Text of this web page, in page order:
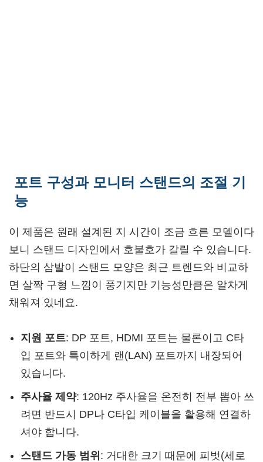
포트 구성과 모니터 스탠드의 조절 기
능
이 제품은 원래 설계된 지 시간이 조금 흐른 모델이다
보니 스탠드 디자인에서 호불호가 갈릴 수 있습니다.
하단의 삼발이 스탠드 모양은 최근 트렌드와 비교하
면 살짝 구형 느낌이 풍기지만 기능성만큼은 알차게
채워져 있네요.
지원 포트: DP 포트, HDMI 포트는 물론이고 C타
입 포트와 특이하게 랜(LAN) 포트까지 내장되어
있습니다.
주사율 제약: 120Hz 주사율을 온전히 전부 뽑아 쓰
려면 반드시 DP나 C타입 케이블을 활용해 연결하
셔야 합니다.
스탠드 가동 범위 : 거대한 크기 때문에 피벗(세로